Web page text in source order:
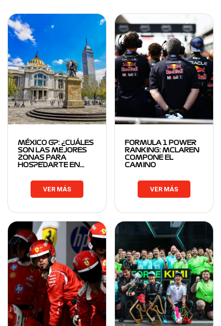
MÉXICO GP: ¿CUÁLES
SON LAS MEJORES
ZONAS PARA
HOSPEDARTE EN…
VER MÁS
FORMULA 1 POWER
RANKING: MCLAREN
COMPONE EL
CAMINO
VER MÁS